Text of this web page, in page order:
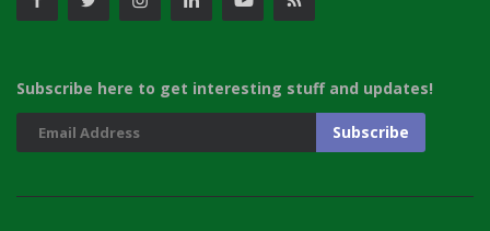
Subscribe here to get interesting stuff and updates!